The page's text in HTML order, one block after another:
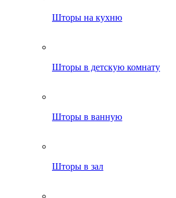
Шторы на кухню
Шторы в детскую комнату
Шторы в ванную
Шторы в зал